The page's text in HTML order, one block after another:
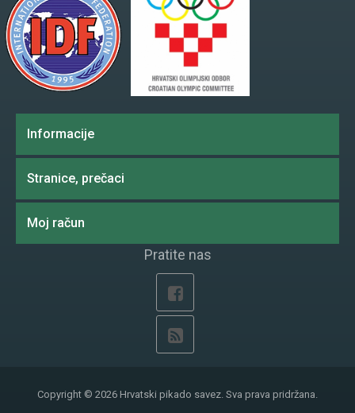
Informacije
Stranice, prečaci
Moj račun
Pratite nas
Copyright © 2026 Hrvatski pikado savez. Sva prava pridržana.